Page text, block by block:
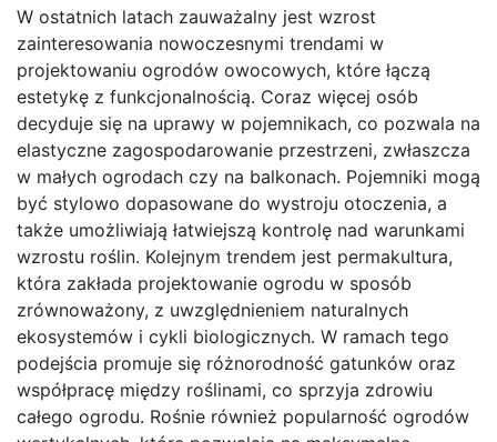
W ostatnich latach zauważalny jest wzrost
zainteresowania nowoczesnymi trendami w
projektowaniu ogrodów owocowych, które łączą
estetykę z funkcjonalnością. Coraz więcej osób
decyduje się na uprawy w pojemnikach, co pozwala na
elastyczne zagospodarowanie przestrzeni, zwłaszcza
w małych ogrodach czy na balkonach. Pojemniki mogą
być stylowo dopasowane do wystroju otoczenia, a
także umożliwiają łatwiejszą kontrolę nad warunkami
wzrostu roślin. Kolejnym trendem jest permakultura,
która zakłada projektowanie ogrodu w sposób
zrównoważony, z uwzględnieniem naturalnych
ekosystemów i cykli biologicznych. W ramach tego
podejścia promuje się różnorodność gatunków oraz
współpracę między roślinami, co sprzyja zdrowiu
całego ogrodu. Rośnie również popularność ogrodów